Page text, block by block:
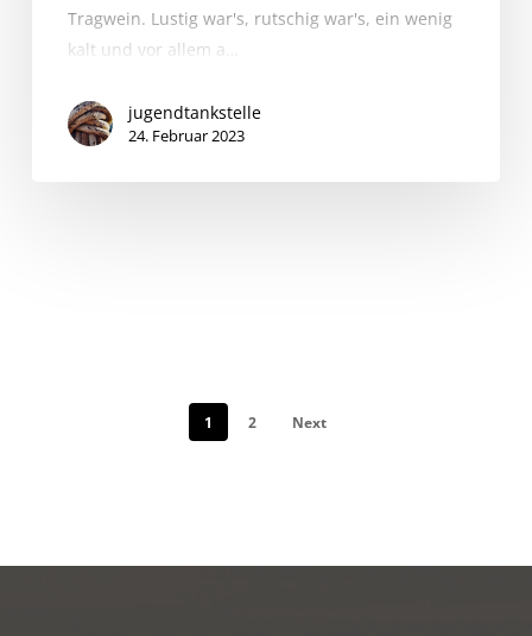
Tragwein. Lustig war's, rutschig war's, ein wenig
kalt und vor allem a…
jugendtankstelle
24. Februar 2023
1 2 Next